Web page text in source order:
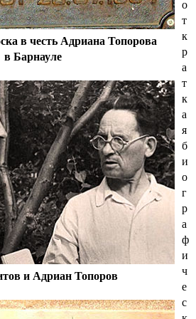
в честь Адриана Топорова
в Барнауле
и Адриан Топоров
о
т
к
р
а
т
к
а
я
б
и
о
г
р
а
ф
и
ч
е
с